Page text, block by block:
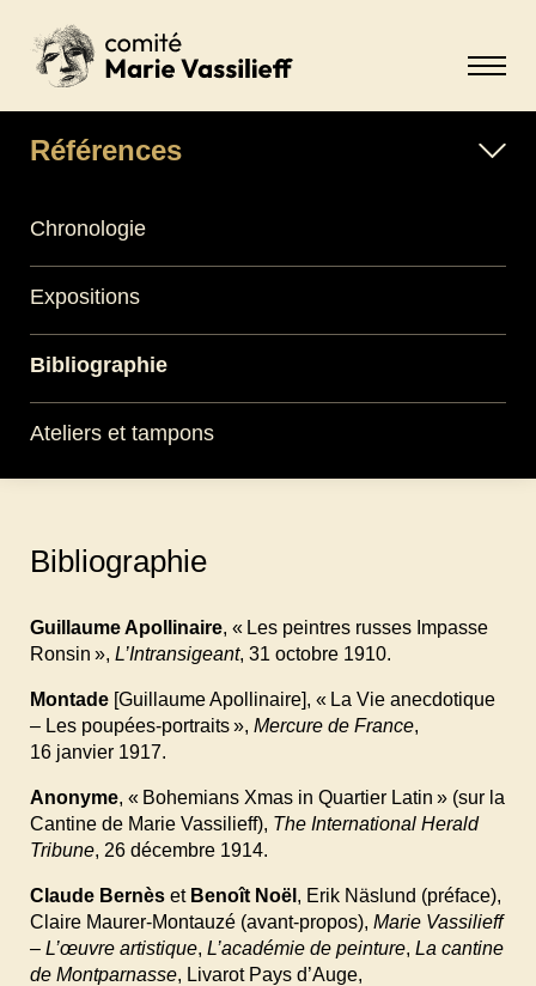
Références
Chronologie
Expositions
Bibliographie
Ateliers et tampons
Bibliographie
Guillaume Apollinaire, « Les peintres russes Impasse
Ronsin », L’Intransigeant, 31 octobre 1910.
Montade[Guillaume Apollinaire], « La Vie anecdotique
– Les poupées-portraits », Mercure de France,
16 janvier 1917.
Anonyme, « Bohemians Xmas in Quartier Latin » (sur la
Cantine de Marie Vassilieff), The International Herald
Tribune, 26 décembre 1914.
Claude Bernèset Benoît Noël , Erik Näslund (préface),
Claire Maurer-Montauzé (avant-propos), Marie Vassilieff
– L’œuvre artistique, L’académie de peinture, La cantine
de Montparnasse, Livarot Pays d’Auge,